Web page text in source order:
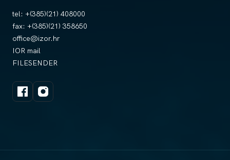
tel: +(385)(21) 408000
fax: +(385)(21) 358650
office@izor.hr
IOR mail
FILESENDER